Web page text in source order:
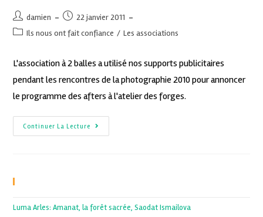
damien
22 janvier 2011
Ils nous ont fait confiance / Les associations
L'association à 2 balles a utilisé nos supports publicitaires
pendant les rencontres de la photographie 2010 pour annoncer
le programme des afters à l'atelier des forges.
Continuer La Lecture
Luma Arles: Amanat, la forêt sacrée, Saodat Ismailova